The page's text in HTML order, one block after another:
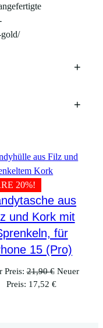
+
+
20%!
aus
und Kork mit
für
15 (Pro)
Preis: 21,90€
Preis
Neuer
Preis: 17,52€Aktueller